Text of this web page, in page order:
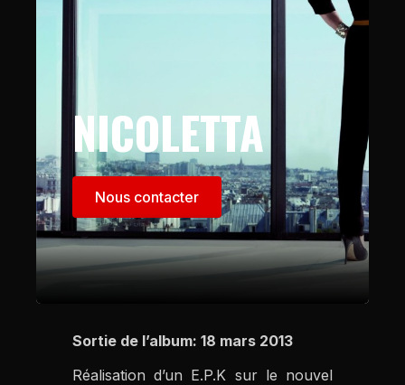
NICOLETTA
Nous contacter
Sortie de l’album: 18 mars 2013
Réalisation d’un E.P.K sur le nouvel